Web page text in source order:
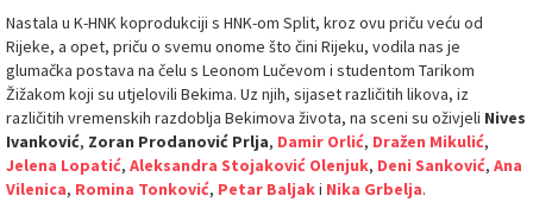
Nastala u K-HNK koprodukciji s HNK-om Split, kroz ovu priču veću od
Rijeke, a opet, priču o svemu onome što čini Rijeku, vodila nas je
glumačka postava na čelu s Leonom Lučevom i studentom Tarikom
Žižakom koji su utjelovili Bekima. Uz njih, sijaset različitih likova, iz
različitih vremenskih razdoblja Bekimova života, na sceni su oživjeli Nives
Ivanković, Zoran Prodanović Prlja, Damir Orlić, Dražen Mikulić,
Jelena Lopatić, Aleksandra Stojaković Olenjuk, Deni Sanković, Ana
Vilenica, Romina Tonković, Petar Baljaki Nika Grbelja.